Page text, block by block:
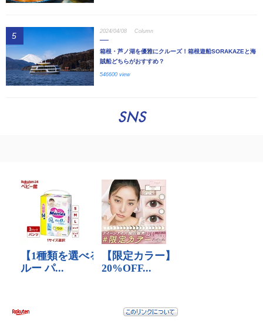
5 2024/04/08 Column
箱根・芦ノ湖を優雅にクルーズ！箱根遊船SORAKAZEと海
賊船どちらがおすすめ？
546600 view
SNS